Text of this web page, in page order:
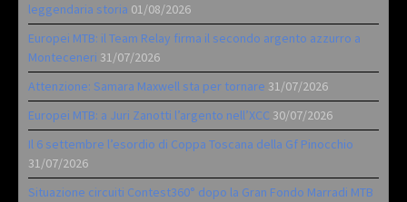
leggendaria storia 01/08/2026
Europei MTB: il Team Relay firma il secondo argento azzurro a
Monteceneri 31/07/2026
Attenzione: Samara Maxwell sta per tornare 31/07/2026
Europei MTB: a Juri Zanotti l’argento nell’XCC 30/07/2026
Il 6 settembre l’esordio di Coppa Toscana della Gf Pinocchio
31/07/2026
Situazione circuiti Contest360° dopo la Gran Fondo Marradi MTB